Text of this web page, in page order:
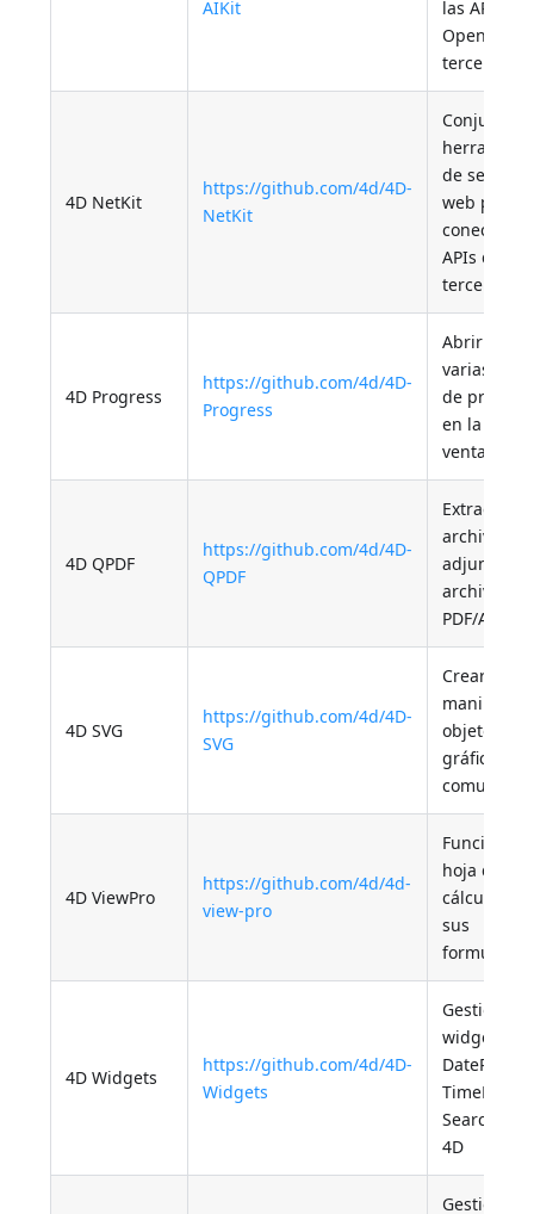
AIKit
las APIs
OpenAI de
terceros
4D NetKit
https://github.com/4d/4D-
NetKit
Conjunto
de
web para
conectarse
APIs de
terceros
4D Progress
https://github.com/4d/4D-
Progress
Abrir una o
varias
de
en la
ventana
4D QPDF
https://github.com/4d/4D-
QPDF
Extraer
archivos
adjuntos
archivos
PDF/A-3
4D SVG
https://github.com/4d/4D-
SVG
Crear y
manipular
objetos
gráficos
comunes
4D ViewPro
https://github.com/4d/4d-
view-pro
Funciones
hoja de
cálculo en
sus
4D Widgets
https://github.com/4d/4D-
Widgets
Gestione
widgets
DatePicker,
TimePicker,
4D
Gestión de